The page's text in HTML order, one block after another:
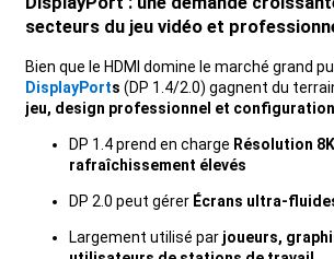
secteurs du jeu vidéo et
Bien que le HDMI domine le marché grand
DisplayPorts (DP 1.4/2.0) gagnent du
jeu, design professionnel et
DP 1.4 prend en charge Résolution
rafraîchissement élevés
DP 2.0 peut gérer Écrans ultra-
Largement utilisé par joueurs,